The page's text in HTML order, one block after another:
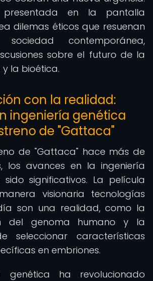
en la pantalla
dilemas éticos que resuenan
contemporánea,
sobre el futuro de la
la bioética.
con la realidad:
ingeniería genética
de "Gattaca"
de "Gattaca" hace más de
los avances en la ingeniería
significativos. La película
visionaria tecnologías
son una realidad, como la
del genoma humano y la
seleccionar características
en embriones.
genética ha revolucionado